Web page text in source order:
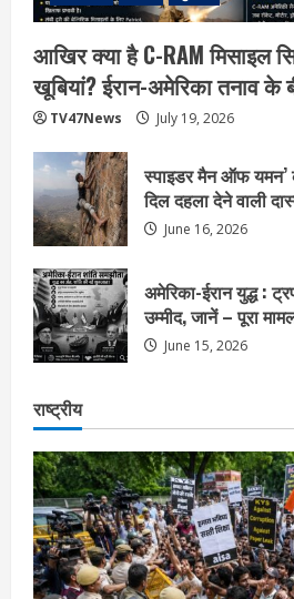
आखिर क्या है C-RAM मिसाइल
खूबियां? ईरान-अमेरिका तनाव के
TV47News July 19, 2026
स्पाइडर मैन ऑफ यमन’
दिल दहला देने वाली
June 16, 2026
अमेरिका-ईरान युद्ध :
उम्मीद, जानें – पूरा
June 15, 2026
राष्ट्रीय